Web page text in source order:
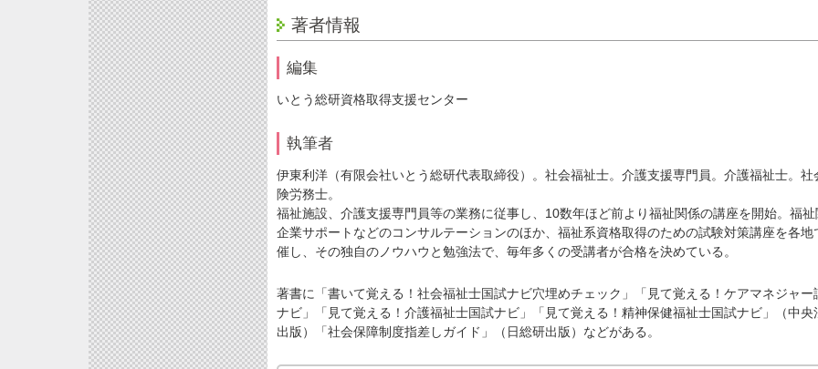
著者情報
編集
いとう総研資格取得支援センター
執筆者
伊東利洋（有限会社いとう総研代表取締役）。社会福祉士。介護支援専門員。介護福祉士。社
険労務士。
福祉施設、介護支援専門員等の業務に従事し、10数年ほど前より福祉関係の講座を開始。福祉
企業サポートなどのコンサルテーションのほか、福祉系資格取得のための試験対策講座を各地
催し、その独自のノウハウと勉強法で、毎年多くの受講者が合格を決めている。
著書に「書いて覚える！社会福祉士国試ナビ穴埋めチェック」「見て覚える！ケアマネジャー
ナビ」「見て覚える！介護福祉士国試ナビ」「見て覚える！精神保健福祉士国試ナビ」（中央
出版）「社会保障制度指差しガイド」（日総研出版）などがある。